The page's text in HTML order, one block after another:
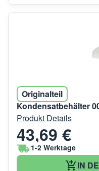
Originalteil
Kondensatbehälter
Produkt Details
43,69 €
1-2 Werktage
IN